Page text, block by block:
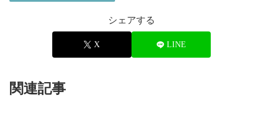
シェアする
X LINE
関連記事